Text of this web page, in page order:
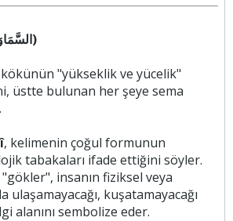
Es-Semâvâti (السَّمَاوَاتِ)
"yükseklik ve yücelik"
üstte bulunan her şeye sema
, kelimenin çoğul formunun
tabakaları ifade ettiğini söyler.
insanın fiziksel veya
ulaşamayacağı, kuşatamayacağı
alanını sembolize eder.